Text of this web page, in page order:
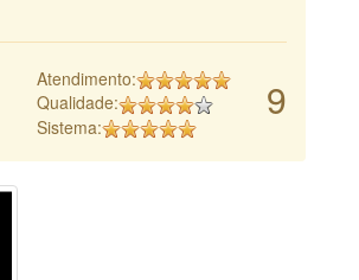
9
Atendimento:
Qualidade:
Sistema: